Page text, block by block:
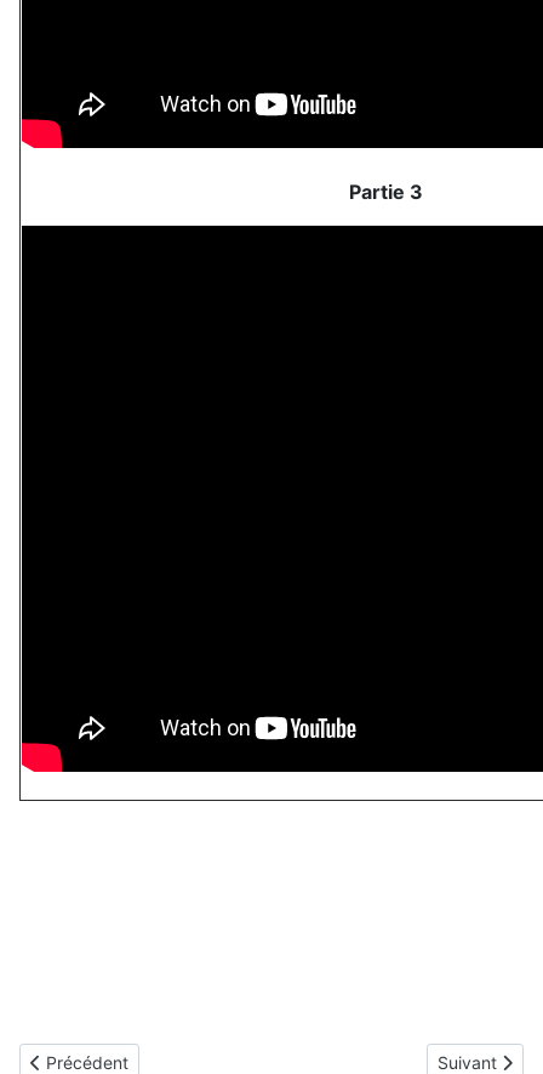
Partie 3
Article précédent : Généalogie
Précédent Article
Suivant